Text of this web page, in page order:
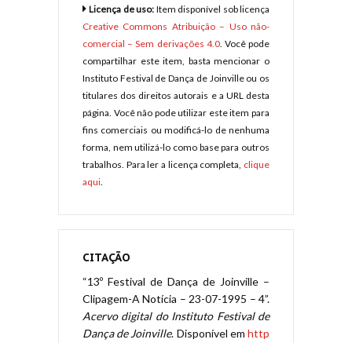
Licença de uso: Item disponível sob licença
Creative Commons Atribuição – Uso não-
comercial – Sem derivações 4.0. Você pode
compartilhar este item, basta mencionar o
Instituto Festival de Dança de Joinville ou os
titulares dos direitos autorais e a URL desta
página. Você não pode utilizar este item para
fins comerciais ou modificá-lo de nenhuma
forma, nem utilizá-lo como base para outros
trabalhos. Para ler a licença completa, clique
aqui.
CITAÇÃO
“13º Festival de Dança de Joinville –
Clipagem-A Notícia – 23-07-1995 – 4”.
Acervo digital do Instituto Festival de
Dança de Joinville. Disponível emhttp